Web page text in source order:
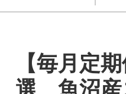
【毎月定
選 魚沼産